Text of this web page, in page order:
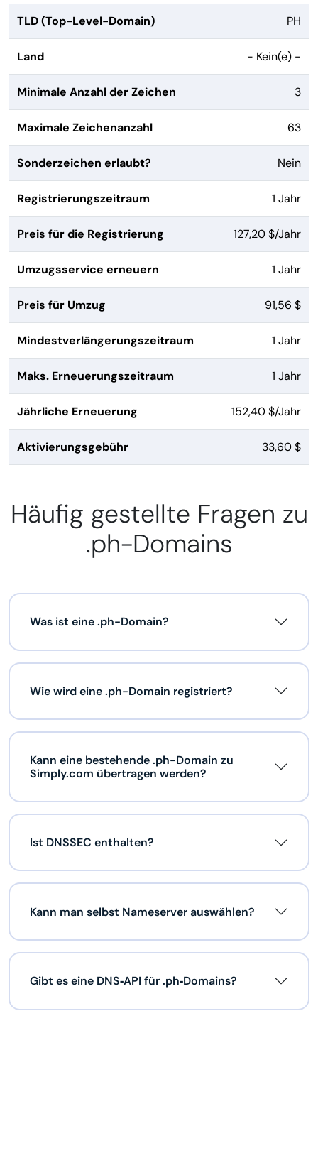
TLD (Top-Level-Domain) PH
Land - Kein(e) -
Minimale Anzahl der Zeichen 3
Maximale Zeichenanzahl 63
Sonderzeichen erlaubt? Nein
Registrierungszeitraum 1 Jahr
Preis für die Registrierung 127,20 $/Jahr
Umzugsservice erneuern 1 Jahr
Preis für Umzug 91,56 $
Mindestverlängerungszeitraum 1 Jahr
Maks. Erneuerungszeitraum 1 Jahr
Jährliche Erneuerung 152,40 $/Jahr
Aktivierungsgebühr 33,60 $
Häufig gestellte Fragen zu
.ph-Domains
Was ist eine .ph-Domain?
Wie wird eine .ph-Domain registriert?
Kann eine bestehende .ph-Domain zu
Simply.com übertragen werden?
Ist DNSSEC enthalten?
Kann man selbst Nameserver auswählen?
Gibt es eine DNS‑API für .ph‑Domains?